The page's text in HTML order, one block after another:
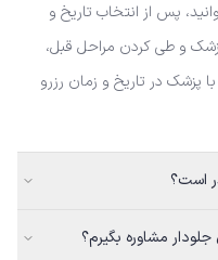
پس از انتخاب تاریخ و
و طی کردن مراحل قبل،
پزشک در تاریخ و زمان رزرو